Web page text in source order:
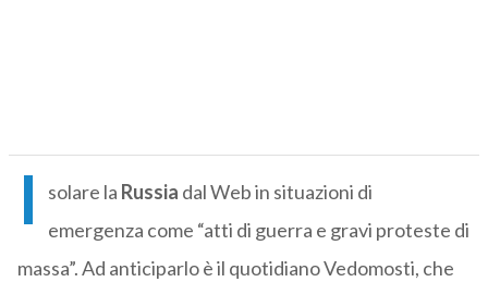
I solare la Russia dal Web in situazioni di
emergenza come “atti di guerra e gravi proteste di
massa”. Ad anticiparlo è il quotidiano Vedomosti, che